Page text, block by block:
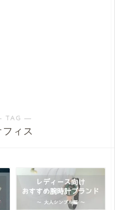
TAG ―
フィス